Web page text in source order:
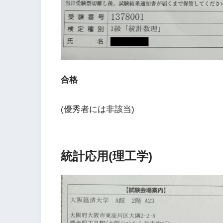
合格
(優秀者には非該当)
統計応用(理工学)